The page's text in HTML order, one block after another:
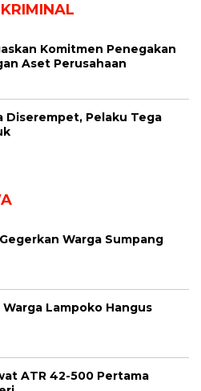
Komitmen Penegakan
Aset Perusahaan
Diserempet, Pelaku Tega
Warga Sumpang
Lampoko Hangus
ATR 42-500 Pertama